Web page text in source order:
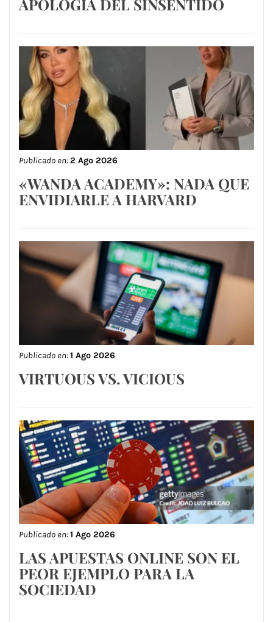
APOLOGÍA DEL SINSENTIDO
Publicado en:2 Ago 2026
«WANDA ACADEMY»: NADA QUE
ENVIDIARLE A HARVARD
Publicado en:1 Ago 2026
VIRTUOUS VS. VICIOUS
Publicado en:1 Ago 2026
LAS APUESTAS ONLINE SON EL
PEOR EJEMPLO PARA LA
SOCIEDAD